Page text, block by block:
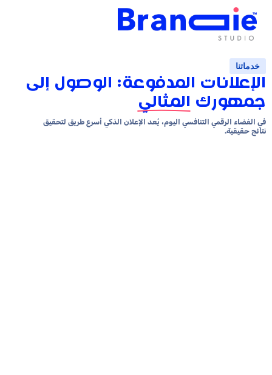
المدفوعة: الوصول إلى
المثالي
التنافسي اليوم، يُعد الإعلان الذكي أسرع طريق لتحقيق